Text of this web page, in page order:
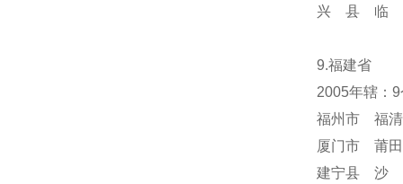
兴 县 临
9.福建省
2005年辖：
福州市 福
厦门市 莆
建宁县 沙